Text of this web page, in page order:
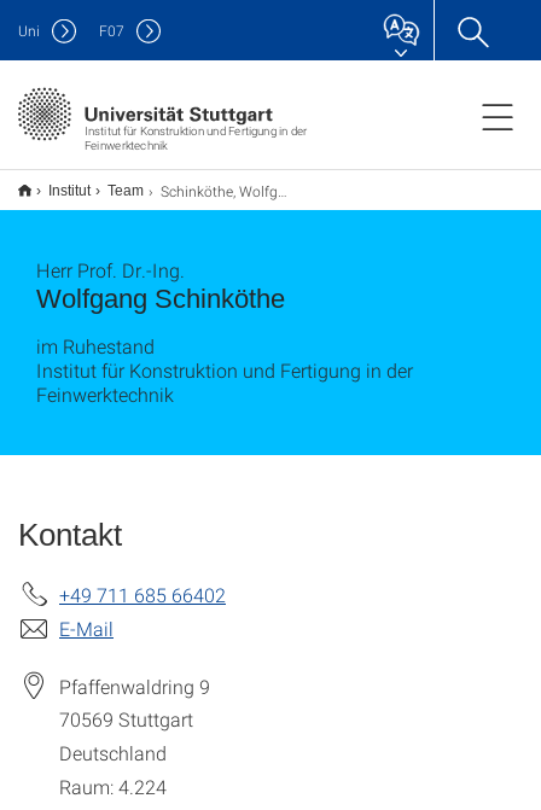
Institut für Konstruktion und Fertigung in der
Feinwerktechnik
Uni F07
Institut Team Schinköthe, Wolfgang
Wolfgang Schinköthe
Herr Prof. Dr.-Ing.
im Ruhestand
Institut für Konstruktion und Fertigung in der
Feinwerktechnik
Kontakt
+49 711 685 66402
E-Mail
Pfaffenwaldring 9
70569 Stuttgart
Deutschland
Raum: 4.224